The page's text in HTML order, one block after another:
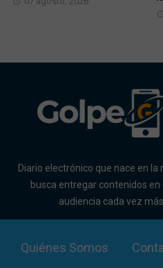
Diario electrónico que nace en la
busca entregar contenidos
audiencia cada vez
Quiénes Somos